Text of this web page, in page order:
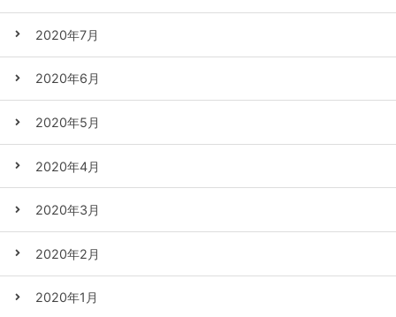
2020年7月
2020年6月
2020年5月
2020年4月
2020年3月
2020年2月
2020年1月